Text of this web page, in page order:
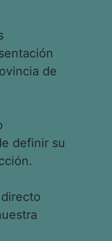
de
definir su